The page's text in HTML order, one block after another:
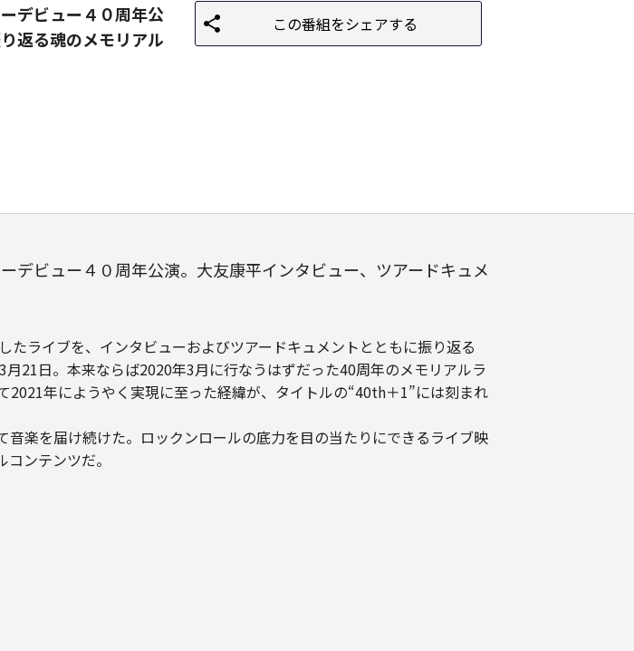
デビュー４０周年公
返る魂のメモリアル
この番組をシェアする
ビュー４０周年公演。大友康平インタビュー、ツアードキュメ
ライブを、インタビューおよびツアードキュメントとともに振り返る
21日。本来ならば2020年3月に行なうはずだった40周年のメモリアルラ
年にようやく実現に至った経緯が、タイトルの“40th＋1”には刻まれ
楽を届け続けた。ロックンロールの底力を目の当たりにできるライブ映
ンテンツだ。